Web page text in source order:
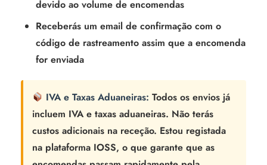
devido ao volume de encomendas
Receberás um email de confirmação com o
código de rastreamento assim que a encomenda
for enviada
IVA e Taxas Aduaneiras: Todos os envios já
incluem IVA e taxas aduaneiras. Não terás
custos adicionais na receção. Estou registada
na plataforma IOSS, o que garante que as